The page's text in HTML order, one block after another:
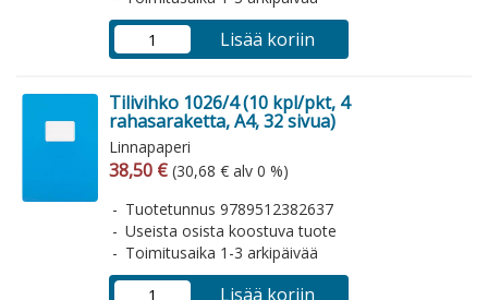
Lisää koriin
Tilivihko 1026/4 (10 kpl/pkt, 4
rahasaraketta, A4, 32 sivua)
Linnapaperi
Arvonlisäverollinen hinta
38,50 € Arvonlisäveroton hinta
(30,68 € alv 0 %)
Tuotetunnus 9789512382637
Useista osista koostuva tuote
Toimitusaika 1-3 arkipäivää
Lisää koriin